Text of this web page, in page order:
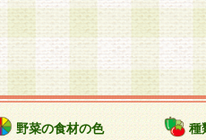
野菜の食材の色 種